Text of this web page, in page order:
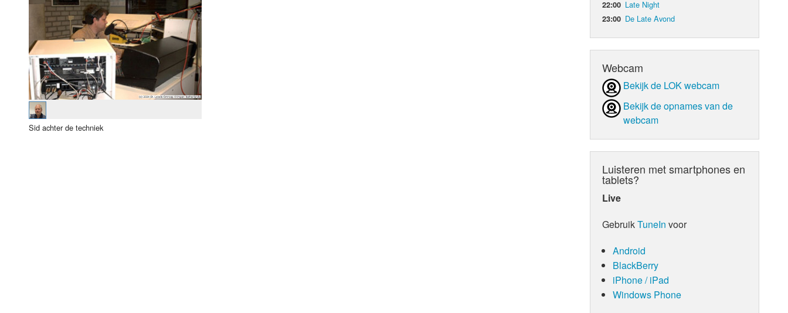
Donderdag
Vrijdag
Zaterdag
Zondag
Luister LOK Live
LOK schijf
Oude LOK programma's
Sid achter de techniek
22:00 Late Night
23:00 De Late Avond
Webcam
Bekijk de LOK webcam
Bekijk de opnames van de
webcam
Luisteren met smartphones en
tablets?
Live
GebruikTuneIn voor
Android
BlackBerry
iPhone / iPad
Windows Phone